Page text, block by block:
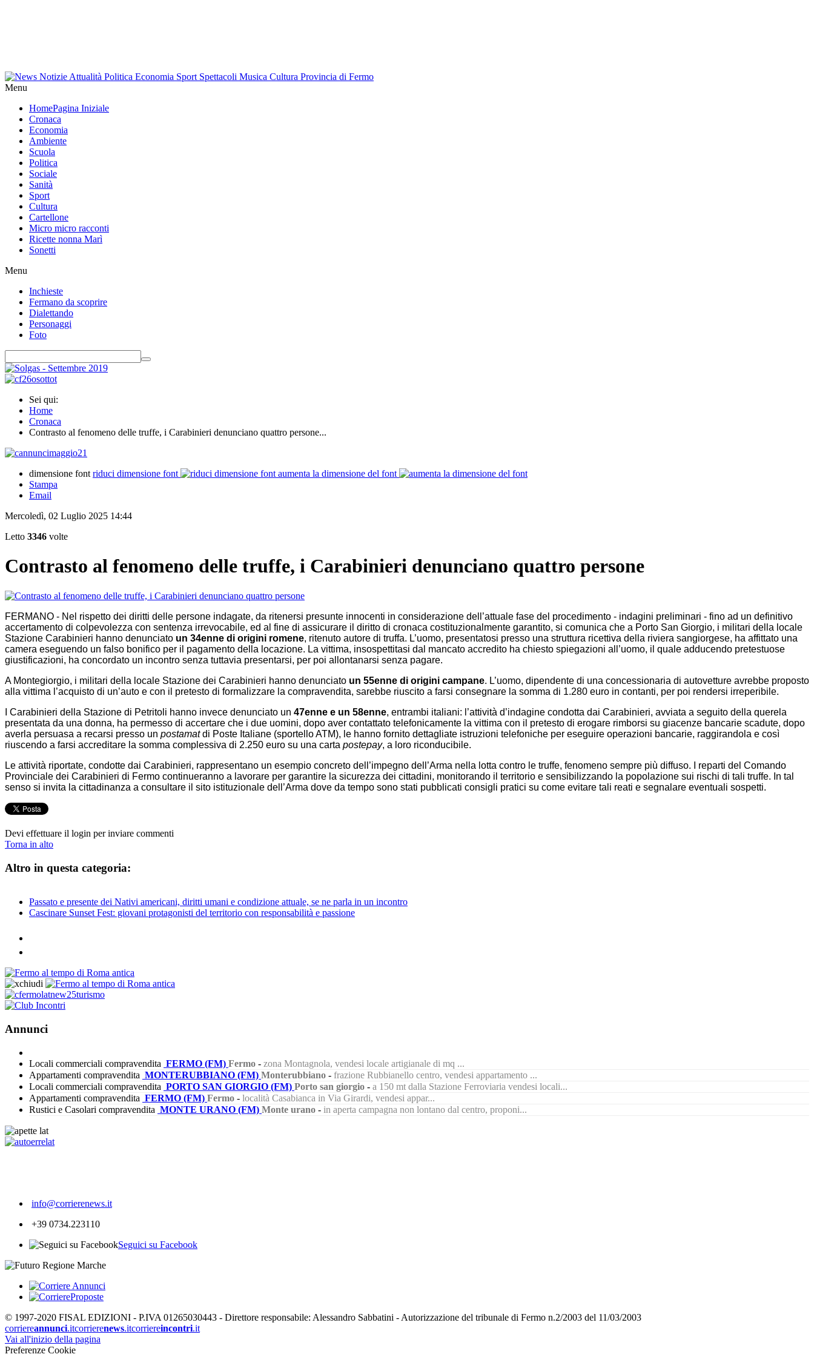
Menu
HomePagina Iniziale
Cronaca
Economia
Ambiente
Scuola
Politica
Sociale
Sanità
Sport
Cultura
Cartellone
Micro micro racconti
Ricette nonna Marì
Sonetti
Menu
Inchieste
Fermano da scoprire
Dialettando
Personaggi
Foto
Sei qui:
Home
Cronaca
Contrasto al fenomeno delle truffe, i Carabinieri denunciano quattro persone...
dimensione font riduci dimensione font
aumenta la dimensione del font
Stampa
Email
Mercoledì, 02 Luglio 2025 14:44
Letto 3346 volte
Contrasto al fenomeno delle truffe, i Carabinieri denunciano quattro persone
FERMANO - Nel rispetto dei diritti delle persone indagate, da ritenersi presunte innocenti in considerazione dell’attuale fase del procedimento - indagini preliminari - fino ad un definitivo
accertamento di colpevolezza con sentenza irrevocabile, ed al fine di assicurare il diritto di cronaca costituzionalmente garantito, si comunica che a Porto San Giorgio, i militari della locale
Stazione Carabinieri hanno denunciato un 34enne di origini romene, ritenuto autore di truffa. L’uomo, presentatosi presso una struttura ricettiva della riviera sangiorgese, ha affittato una
camera eseguendo un falso bonifico per il pagamento della locazione. La vittima, insospettitasi dal mancato accredito ha chiesto spiegazioni all’uomo, il quale adducendo pretestuose
giustificazioni, ha concordato un incontro senza tuttavia presentarsi, per poi allontanarsi senza pagare.
A Montegiorgio, i militari della locale Stazione dei Carabinieri hanno denunciato un 55enne di origini campane. L’uomo, dipendente di una concessionaria di autovetture avrebbe proposto
alla vittima l’acquisto di un’auto e con il pretesto di formalizzare la compravendita, sarebbe riuscito a farsi consegnare la somma di 1.280 euro in contanti, per poi rendersi irreperibile.
I Carabinieri della Stazione di Petritoli hanno invece denunciato un 47enne e un 58enne, entrambi italiani: l’attività d’indagine condotta dai Carabinieri, avviata a seguito della querela
presentata da una donna, ha permesso di accertare che i due uomini, dopo aver contattato telefonicamente la vittima con il pretesto di erogare rimborsi su giacenze bancarie scadute, dopo
averla persuasa a recarsi presso un postamatdi Poste Italiane (sportello ATM), le hanno fornito dettagliate istruzioni telefoniche per eseguire operazioni bancarie, raggirandola e così
riuscendo a farsi accreditare la somma complessiva di 2.250 euro su una carta postepay, a loro riconducibile.
Le attività riportate, condotte dai Carabinieri, rappresentano un esempio concreto dell’impegno dell’Arma nella lotta contro le truffe, fenomeno sempre più diffuso. I reparti del Comando
Provinciale dei Carabinieri di Fermo continueranno a lavorare per garantire la sicurezza dei cittadini, monitorando il territorio e sensibilizzando la popolazione sui rischi di tali truffe. In tal
senso si invita la cittadinanza a consultare il sito istituzionale dell’Arma dove da tempo sono stati pubblicati consigli pratici su come evitare tali reati e segnalare eventuali sospetti.
Devi effettuare il login per inviare commenti
Torna in alto
Altro in questa categoria:
Passato e presente dei Nativi americani, diritti umani e condizione attuale, se ne parla in un incontro
Cascinare Sunset Fest: giovani protagonisti del territorio con responsabilità e passione
Annunci
Locali commerciali compravendita FERMO (FM) Fermo - zona Montagnola, vendesi locale artigianale di mq ...
Appartamenti compravendita MONTERUBBIANO (FM) Monterubbiano - frazione Rubbianello centro, vendesi appartamento ...
Locali commerciali compravendita PORTO SAN GIORGIO (FM) Porto san giorgio - a 150 mt dalla Stazione Ferroviaria vendesi locali...
Appartamenti compravendita FERMO (FM) Fermo - località Casabianca in Via Girardi, vendesi appar...
Rustici e Casolari compravendita MONTE URANO (FM) Monte urano - in aperta campagna non lontano dal centro, proponi...
info@corrierenews.it
+39 0734.223110
Seguici su Facebook
© 1997-2020 FISAL EDIZIONI - P.IVA 01265030443 - Direttore responsabile: Alessandro Sabbatini - Autorizzazione del tribunale di Fermo n.2/2003 del 11/03/2003
corriereannunci.itcorrierenews.itcorriereincontri.it
Vai all'inizio della pagina
Preferenze Cookie